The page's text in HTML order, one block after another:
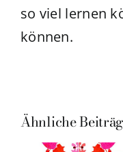
so viel lernen
können.
Ähnliche